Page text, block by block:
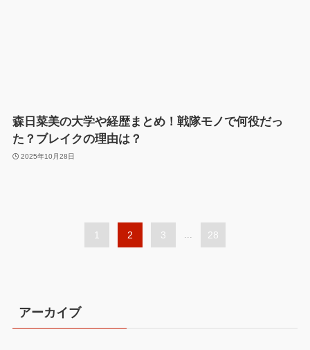
森日菜美の大学や経歴まとめ！戦隊モノで何役だっ
た？ブレイクの理由は？
2025年10月28日
1 2 3 ... 28
アーカイブ